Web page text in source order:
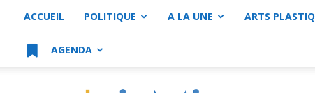
ACCUEIL POLITIQUE A LA UNE ARTS
AGENDA
artsixMic